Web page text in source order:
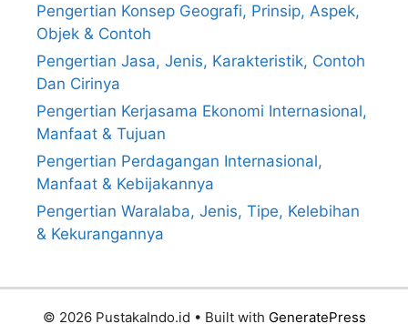
Pengertian Konsep Geografi, Prinsip, Aspek,
Objek & Contoh
Pengertian Jasa, Jenis, Karakteristik, Contoh
Dan Cirinya
Pengertian Kerjasama Ekonomi Internasional,
Manfaat & Tujuan
Pengertian Perdagangan Internasional,
Manfaat & Kebijakannya
Pengertian Waralaba, Jenis, Tipe, Kelebihan
& Kekurangannya
© 2026 PustakaIndo.id • Built with GeneratePress